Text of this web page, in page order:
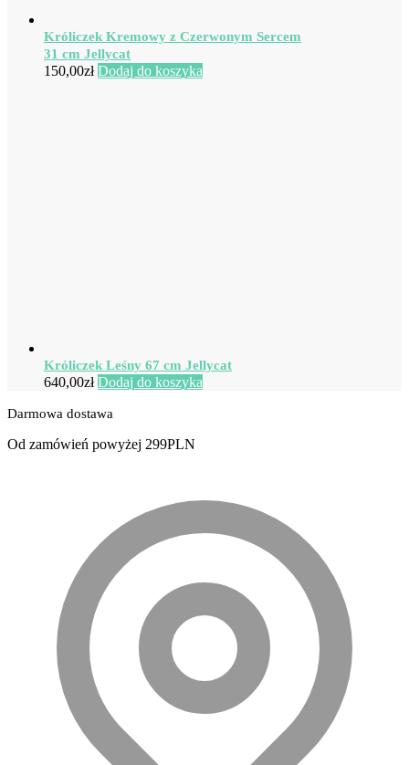
Króliczek Kremowy z Czerwonym Sercem
31 cm Jellycat
150,00zł Dodaj do koszyka
Króliczek Leśny 67 cm Jellycat
640,00zł Dodaj do koszyka
Darmowa dostawa
Od zamówień powyżej 299PLN